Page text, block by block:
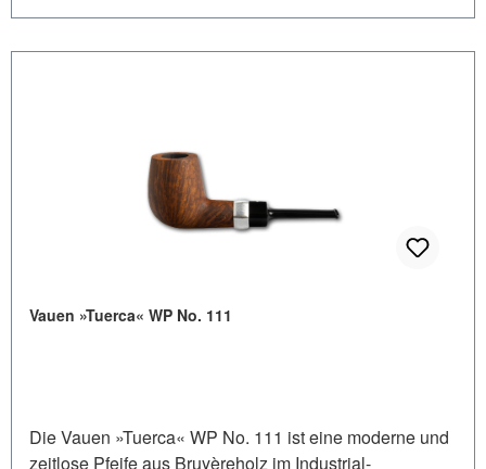
Vauen »Tuerca« WP No. 111
Die Vauen »Tuerca« WP No. 111 ist eine moderne und
zeitlose Pfeife aus Bruyèreholz im Industrial-